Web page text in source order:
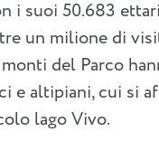
i suoi 50.683
un milione di
del Parco
e altipiani, cui si
lago Vivo.